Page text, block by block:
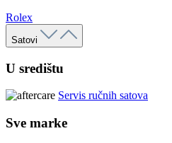
Rolex
Satovi
U središtu
Servis ručnih satova
Sve marke